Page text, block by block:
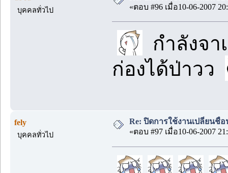
บุคคลทั่วไป
«ตอบ #96 เมื่อ10-06-2007
กำลังจ
ก่องได้ป่าวว
fely
บุคคลทั่วไป
Re: ปิดการใช้งานเปลี่ยนชื่
«ตอบ #97 เมื่อ10-06-2007